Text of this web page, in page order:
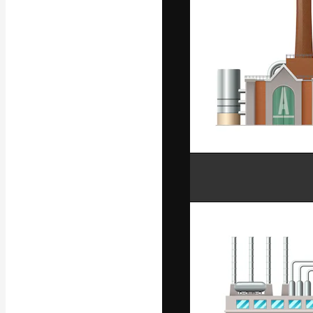
La plateforme
vos meilleurs
d’abonnés :
Français
Copyright ©